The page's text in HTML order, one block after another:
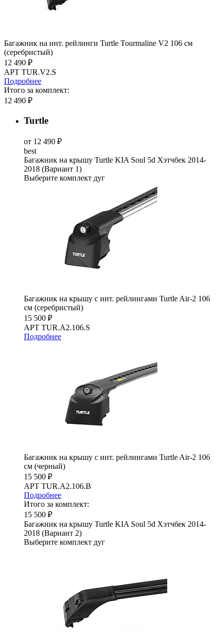
Багажник на инт. рейлинги Turtle Tourmaline V2 106 см
(серебристый)
12 490 ₽
АРТ TUR.V2.S
Подробнее
Итого за комплект:
12 490 ₽
Turtle
от 12 490 ₽
best
Багажник на крышу Turtle KIA Soul 5d Хэтчбек 2014-
2018 (Вариант 1)
Выберите комплект дуг
Багажник на крышу с инт. рейлингами Turtle Air-2 106
см (серебристый)
15 500 ₽
АРТ TUR.A2.106.S
Подробнее
Багажник на крышу с инт. рейлингами Turtle Air-2 106
см (черный)
15 500 ₽
АРТ TUR.A2.106.B
Подробнее
Итого за комплект:
15 500 ₽
Багажник на крышу Turtle KIA Soul 5d Хэтчбек 2014-
2018 (Вариант 2)
Выберите комплект дуг